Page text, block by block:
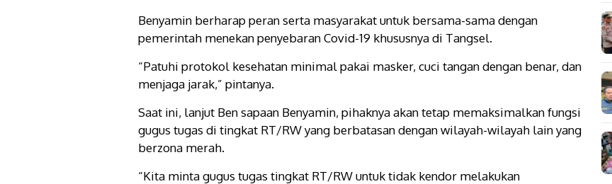
Benyamin berharap peran serta masyarakat untuk bersama-sama dengan
pemerintah menekan penyebaran Covid-19 khususnya di Tangsel.
“Patuhi protokol kesehatan minimal pakai masker, cuci tangan dengan benar, dan
menjaga jarak,” pintanya.
Saat ini, lanjut Ben sapaan Benyamin, pihaknya akan tetap memaksimalkan fungsi
gugus tugas di tingkat RT/RW yang berbatasan dengan wilayah-wilayah lain yang
berzona merah.
“Kita minta gugus tugas tingkat RT/RW untuk tidak kendor melakukan